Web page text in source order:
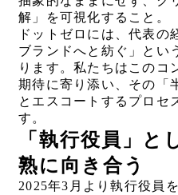
解」を可視化すること。
ドットゼロには、代表の
ブランドへと紡ぐ」とい
ります。私たちはこのコ
期待に寄り添い、その「
とエスコートするプロセ
す。
「執行役員」と
熟に向き合う
2025年3月より執行役員